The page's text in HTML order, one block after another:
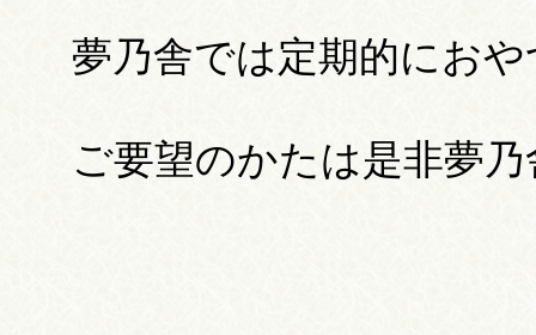
夢乃舎では定期的にお
ご要望のかたは是非夢